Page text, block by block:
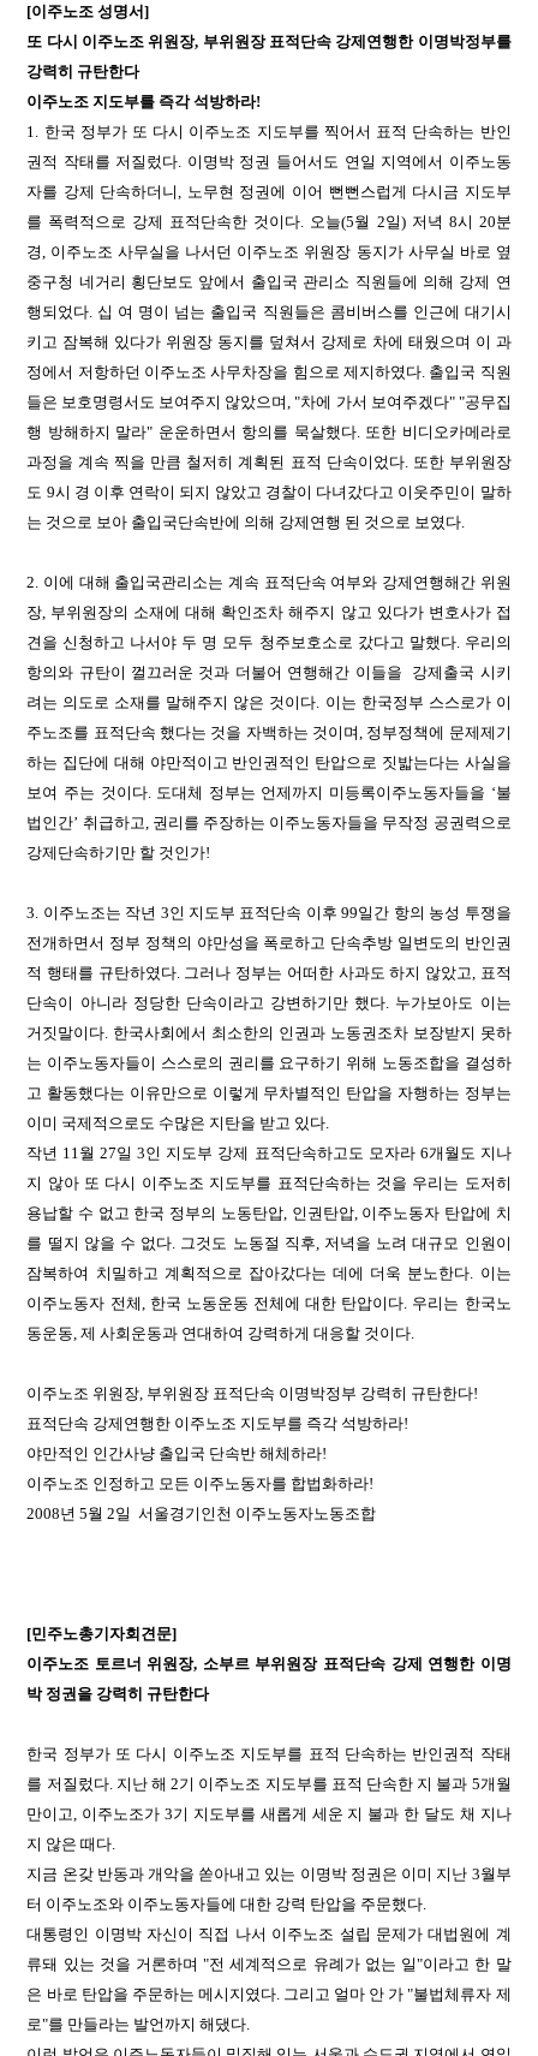
[이주노조 성명서]
또 다시 이주노조 위원장, 부위원장 표적단속 강제연행한 이명박정부를
강력히 규탄한다
이주노조 지도부를 즉각 석방하라!
1. 한국 정부가 또 다시 이주노조 지도부를 찍어서 표적 단속하는 반인
권적 작태를 저질렀다. 이명박 정권 들어서도 연일 지역에서 이주노동
자를 강제 단속하더니, 노무현 정권에 이어 뻔뻔스럽게 다시금 지도부
를 폭력적으로 강제 표적단속한 것이다. 오늘(5월 2일) 저녁 8시 20분
경, 이주노조 사무실을 나서던 이주노조 위원장 동지가 사무실 바로 옆
중구청 네거리 횡단보도 앞에서 출입국 관리소 직원들에 의해 강제 연
행되었다. 십 여 명이 넘는 출입국 직원들은 콤비버스를 인근에 대기시
키고 잠복해 있다가 위원장 동지를 덮쳐서 강제로 차에 태웠으며 이 과
정에서 저항하던 이주노조 사무차장을 힘으로 제지하였다. 출입국 직원
들은 보호명령서도 보여주지 않았으며, "차에 가서 보여주겠다" "공무집
행 방해하지 말라" 운운하면서 항의를 묵살했다. 또한 비디오카메라로
과정을 계속 찍을 만큼 철저히 계획된 표적 단속이었다. 또한 부위원장
도 9시 경 이후 연락이 되지 않았고 경찰이 다녀갔다고 이웃주민이 말하
는 것으로 보아 출입국단속반에 의해 강제연행 된 것으로 보였다.
2. 이에 대해 출입국관리소는 계속 표적단속 여부와 강제연행해간 위원
장, 부위원장의 소재에 대해 확인조차 해주지 않고 있다가 변호사가 접
견을 신청하고 나서야 두 명 모두 청주보호소로 갔다고 말했다. 우리의
항의와 규탄이 껄끄러운 것과 더불어 연행해간 이들을
강제출국 시키
려는 의도로 소재를 말해주지 않은 것이다. 이는 한국정부 스스로가 이
주노조를 표적단속 했다는 것을 자백하는 것이며, 정부정책에 문제제기
하는 집단에 대해 야만적이고 반인권적인 탄압으로 짓밟는다는 사실을
보여 주는 것이다. 도대체 정부는 언제까지 미등록이주노동자들을 ‘불
법인간’ 취급하고, 권리를 주장하는 이주노동자들을 무작정 공권력으로
강제단속하기만 할 것인가!
3. 이주노조는 작년 3인 지도부 표적단속 이후 99일간 항의 농성 투쟁을
전개하면서 정부 정책의 야만성을 폭로하고 단속추방 일변도의 반인권
적 행태를 규탄하였다. 그러나 정부는 어떠한 사과도 하지 않았고, 표적
단속이 아니라 정당한 단속이라고 강변하기만 했다. 누가보아도 이는
거짓말이다. 한국사회에서 최소한의 인권과 노동권조차 보장받지 못하
는 이주노동자들이 스스로의 권리를 요구하기 위해 노동조합을 결성하
고 활동했다는 이유만으로 이렇게 무차별적인 탄압을 자행하는 정부는
이미 국제적으로도 수많은 지탄을 받고 있다.
작년 11월 27일 3인 지도부 강제 표적단속하고도 모자라 6개월도 지나
지 않아 또 다시 이주노조 지도부를 표적단속하는 것을 우리는 도저히
용납할 수 없고 한국 정부의 노동탄압, 인권탄압, 이주노동자 탄압에 치
를 떨지 않을 수 없다. 그것도 노동절 직후, 저녁을 노려 대규모 인원이
잠복하여 치밀하고 계획적으로 잡아갔다는 데에 더욱 분노한다. 이는
이주노동자 전체, 한국 노동운동 전체에 대한 탄압이다. 우리는 한국노
동운동, 제 사회운동과 연대하여 강력하게 대응할 것이다.
이주노조 위원장 , 부위원장 표적단속 이명박정부 강력히 규탄한다!
표적단속 강제연행한 이주노조 지도부를 즉각 석방하라!
야만적인 인간사냥 출입국 단속반 해체하라!
이주노조 인정하고 모든 이주노동자를 합법화하라!
2008년 5월 2일 서울경기인천 이주노동자노동조합
[민주노총기자회견문]
이주노조 토르너 위원장, 소부르 부위원장 표적단속 강제 연행한 이명
박 정권을 강력히 규탄한다
한국 정부가 또 다시 이주노조 지도부를 표적 단속하는 반인권적 작태
를 저질렀다. 지난 해 2기 이주노조 지도부를 표적 단속한 지 불과 5개월
만이고, 이주노조가 3기 지도부를 새롭게 세운 지 불과 한 달도 채 지나
지 않은 때다.
지금 온갖 반동과 개악을 쏟아내고 있는 이명박 정권은 이미 지난 3월부
터 이주노조와 이주노동자들에 대한 강력 탄압을 주문했다.
대통령인 이명박 자신이 직접 나서 이주노조 설립 문제가 대법원에 계
류돼 있는 것을 거론하며 "전 세계적으로 유례가 없는 일"이라고 한 말
은 바로 탄압을 주문하는 메시지였다. 그리고 얼마 안 가 "불법체류자 제
로"를 만들라는 발언까지 해댔다.